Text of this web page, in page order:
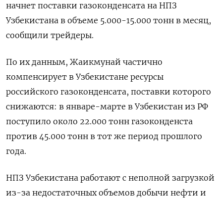
начнет поставки газоконденсата на НПЗ
Узбекистана в объеме 5.000-15.000 тонн в месяц,
сообщили трейдеры.
По их данным, Жаикмунай частично
компенсирует в Узбекистане ресурсы
российского газоконденсата, поставки которого
снижаются: в январе-марте в Узбекистан из РФ
поступило около 22.000 тонн газоконденста
против 45.000 тонн в тот же период прошлого
года.
НПЗ Узбекистана работают с неполной загрузкой
из-за недостаточных объемов добычи нефти и